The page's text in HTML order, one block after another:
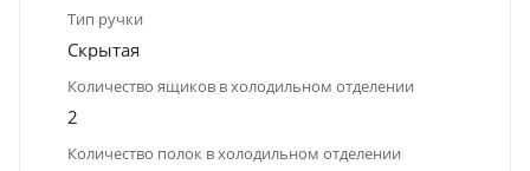
Тип ручки
Скрытая
Количество ящиков в холодильном отделении
2
Количество полок в холодильном отделении